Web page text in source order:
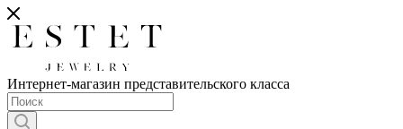
Интернет-магазин представительского класса